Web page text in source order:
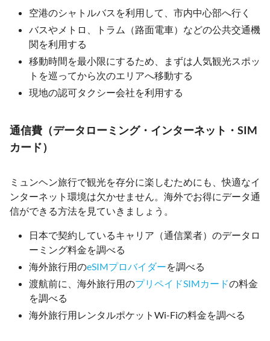
空港のシャトルバスを利用して、市内中心部へ行く
バスやメトロ、トラム（路面電車）などの公共交通機
関を利用する
移動時間を最小限にするため、まずは人気観光スポッ
トを巡ってから次のエリアへ移動する
現地の認可タクシー会社を利用する
通信費（データローミング・インターネット・SIM
カード）
ミュンヘン旅行で観光を存分に楽しむためにも、快適なイ
ンターネット環境は欠かせません。海外でお得にデータ通
信ができる方法を見ていきましょう。
日本で契約しているキャリア（通信業者）のデータロ
ーミング料金を調べる
海外旅行用のeSIMプロバイダーを調べる
渡航前に、海外旅行用のプリペイドSIMカードの料金
を調べる
海外旅行用レンタルポケットWi-Fiの料金を調べる